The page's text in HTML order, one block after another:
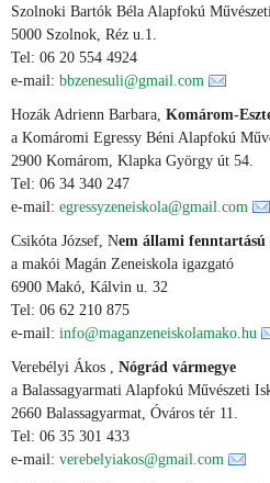
Szolnoki Bartók Béla Alapfokú
5000 Szolnok, Réz u.1.
Tel: 06 20 554 4924
e-mail: bbzenesuli@gmail.com
Hozák Adrienn Barbara, Komárom-
a Komáromi Egressy Béni Alapfokú
2900 Komárom, Klapka György út 54.
Tel: 06 34 340 247
e-mail: egressyzeneiskola@gmail.com
Csikóta József, Nem állami fenntartású
a makói Magán Zeneiskola igazgató
6900 Makó, Kálvin u. 32
Tel: 06 62 210 875
e-mail: info@maganzeneiskolamako.hu
Verebélyi Ákos ,
Nógrád vármegye
a Balassagyarmati Alapfokú Művészeti
2660 Balassagyarmat, Óváros tér 11.
Tel: 06 35 301 433
e-mail: verebelyiakos@gmail.com